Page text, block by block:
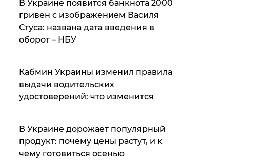
В Украине появится банкнота 2000
гривен с изображением Василя
Стуса: названа дата введения в
оборот – НБУ
Кабмин Украины изменил правила
выдачи водительских
удостоверений: что изменится
В Украине дорожает популярный
продукт: почему цены растут, и к
чему готовиться осенью